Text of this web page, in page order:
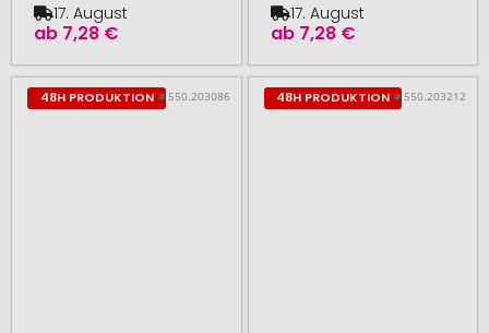
ab 7,28 €
17. August
ab 7,28 €
17. August
48H PRODUKTION # 550.203086 48H PRODUKTION # 550.203212